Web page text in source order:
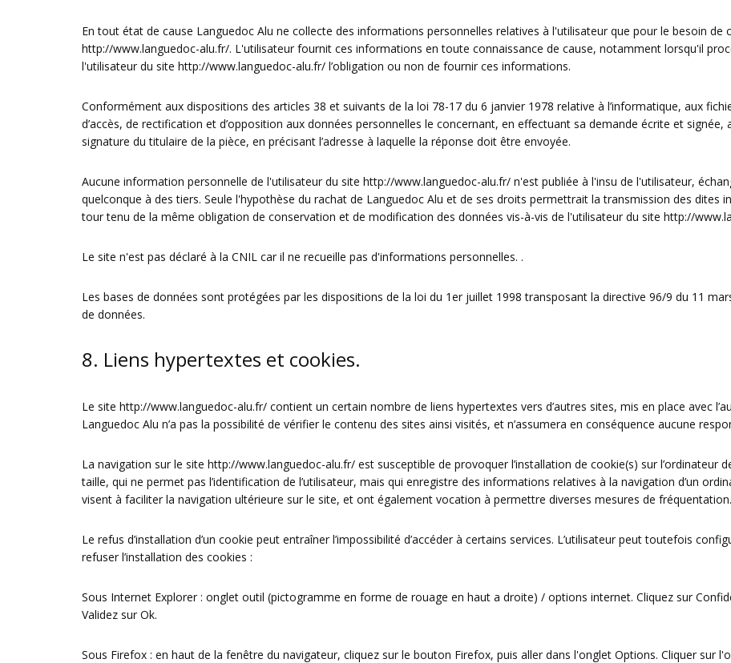
En tout état de cause Languedoc Alu ne collecte des informations personnelles relatives à l'utilisateur que pour le besoin de
http://www.languedoc-alu.fr/. L'utilisateur fournit ces informations en toute connaissance de cause, notamment lorsqu'il
l'utilisateur du site http://www.languedoc-alu.fr/ l’obligation ou non de fournir ces informations.
Conformément aux dispositions des articles 38 et suivants de la loi 78-17 du 6 janvier 1978 relative à l’informatique, aux
d’accès, de rectification et d’opposition aux données personnelles le concernant, en effectuant sa demande écrite et signée,
signature du titulaire de la pièce, en précisant l’adresse à laquelle la réponse doit être envoyée.
Aucune information personnelle de l'utilisateur du site http://www.languedoc-alu.fr/ n'est publiée à l'insu de l'utilisateur,
quelconque à des tiers. Seule l'hypothèse du rachat de Languedoc Alu et de ses droits permettrait la transmission des dites
tour tenu de la même obligation de conservation et de modification des données vis-à-vis de l'utilisateur du site http://
Le site n'est pas déclaré à la CNIL car il ne recueille pas d'informations personnelles. .
Les bases de données sont protégées par les dispositions de la loi du 1er juillet 1998 transposant la directive 96/9 du 11
de données.
8. Liens hypertextes et cookies.
Le site http://www.languedoc-alu.fr/ contient un certain nombre de liens hypertextes vers d’autres sites, mis en place avec
Languedoc Alu n’a pas la possibilité de vérifier le contenu des sites ainsi visités, et n’assumera en conséquence aucune
La navigation sur le site http://www.languedoc-alu.fr/ est susceptible de provoquer l’installation de cookie(s) sur l’ordinateur
taille, qui ne permet pas l’identification de l’utilisateur, mais qui enregistre des informations relatives à la navigation d’un
visent à faciliter la navigation ultérieure sur le site, et ont également vocation à permettre diverses mesures de fréquentation.
Le refus d’installation d’un cookie peut entraîner l’impossibilité d’accéder à certains services. L’utilisateur peut toutefois
refuser l’installation des cookies :
Sous Internet Explorer : onglet outil (pictogramme en forme de rouage en haut a droite) / options internet. Cliquez sur
Validez sur Ok.
Sous Firefox : en haut de la fenêtre du navigateur, cliquez sur le bouton Firefox, puis aller dans l'onglet Options. Cliquer sur